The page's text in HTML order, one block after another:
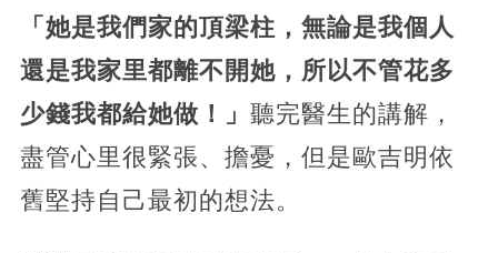
「她是我們家的頂梁柱，無論是我個人
還是我家里都離不開她，所以不管花多
少錢我都給她做！」 聽完醫生的講解，
盡管心里很緊張、擔憂，但是歐吉明依
舊堅持自己最初的想法。